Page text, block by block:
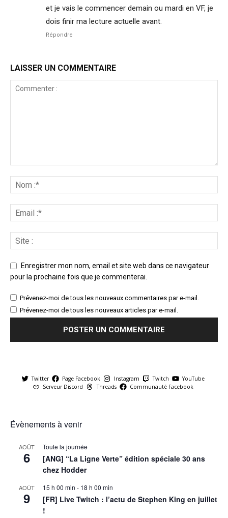
et je vais le commencer demain ou mardi en VF, je
dois finir ma lecture actuelle avant.
Répondre
LAISSER UN COMMENTAIRE
Enregistrer mon nom, email et site web dans ce navigateur
pour la prochaine fois que je commenterai.
Prévenez-moi de tous les nouveaux commentaires par e-mail.
Prévenez-moi de tous les nouveaux articles par e-mail.
Twitter Page Facebook Instagram Twitch
YouTube
Serveur Discord
Threads Communauté Facebook
Évènements à venir
AOÛT
6
Toute la journée
[ANG] “La Ligne Verte” édition spéciale 30 ans
chez Hodder
AOÛT
9
15 h 00 min - 18 h 00 min
[FR] Live Twitch : l’actu de Stephen King en juillet
!